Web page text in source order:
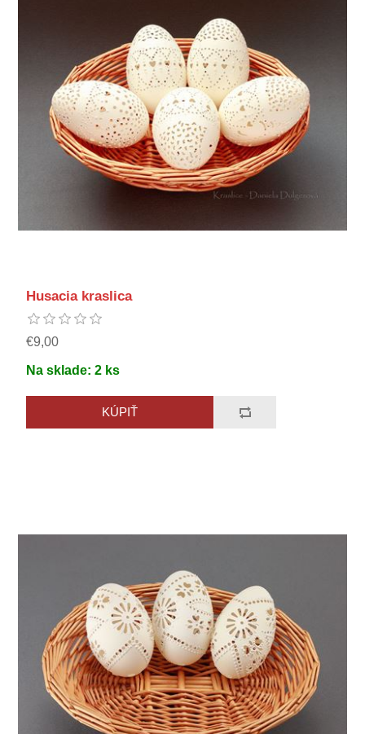
Husacia kraslica
€9,00
Na sklade: 2 ks